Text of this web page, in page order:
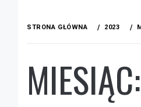
STRONA GŁÓWNA 2023
MIESIĄC: